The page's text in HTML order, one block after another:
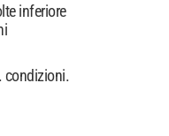
inferiore
condizioni.